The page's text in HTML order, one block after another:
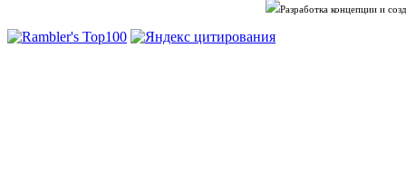
Разработка концепции и